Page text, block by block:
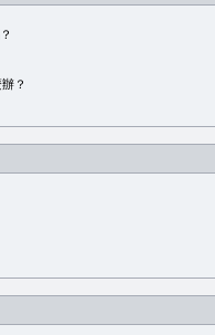
？